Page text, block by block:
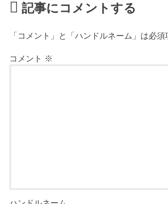
記事にコメントする
「コメント」と「ハンドルネーム」は必須
コメント ※